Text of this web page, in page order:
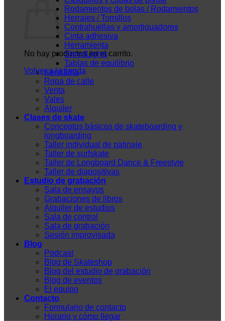
No hay productos en el carrito.
Volver a la tienda
Rodamientos de bolas / Rodamientos
Herrajes / Tornillos
Contrahuellas y amortiguadores
Cinta adhesiva
Herramienta
ShredLights
Tablas de equilibrio
Kendama
Ropa de calle
Venta
Vales
Alquiler
Clases de skate
Conceptos básicos de skateboarding y
longboarding
Taller individual de patinaje
Taller de surfskate
Taller de Longboard Dance & Freestyle
Taller de diapositivas
Estudio de grabación
Sala de ensayos
Grabaciones de libros
Alquiler de estudios
Sala de control
Sala de grabación
Sesión improvisada
Blog
Podcast
Blog de Skateshop
Blog del estudio de grabación
Blog de eventos
El equipo
Contacto
Formulario de contacto
Horario y cómo llegar